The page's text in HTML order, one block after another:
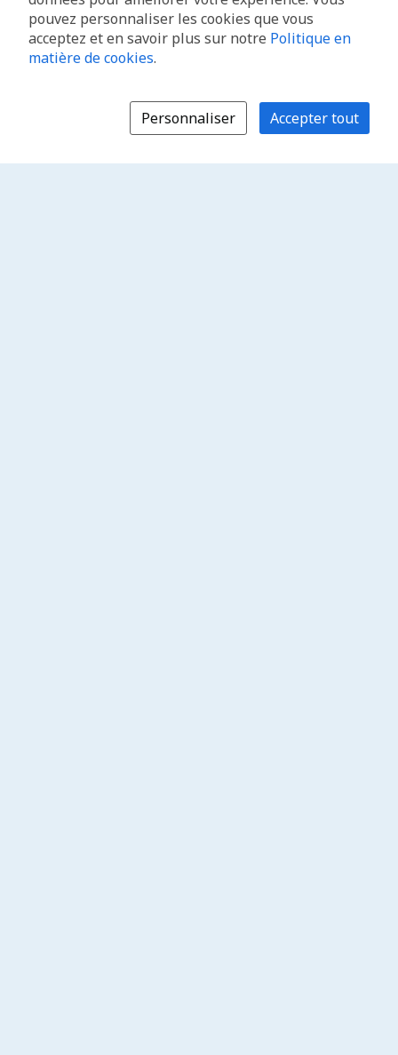
pouvez personnaliser les cookies que vous
acceptez et en savoir plus sur notre Politique en
matière de cookies.
Personnaliser Accepter tout